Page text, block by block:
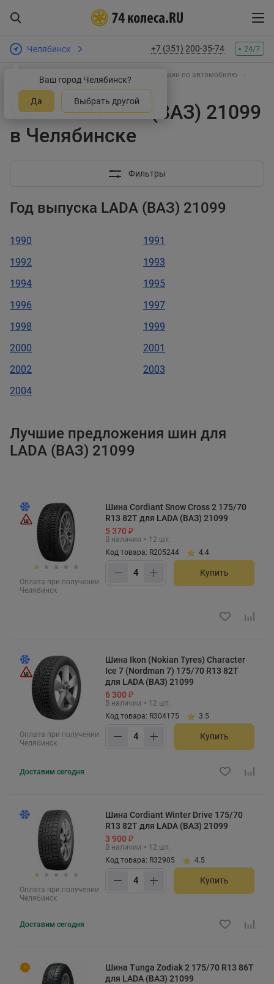
Челябинск
Ваш город Челябинск?
Да Выбрать другой
+7 (351) 200-35-74 24/7
Интернет-магазин шин и дисков
Подбор шин по автомобилю
LADA (ВАЗ)
21099
Шины на LADA (ВАЗ) 21099
в Челябинске
Фильтры
Год выпуска LADA (ВАЗ) 21099
1990
1991
1992
1993
1994
1995
1996
1997
1998
1999
2000
2001
2002
2003
2004
Лучшие предложения шин для
LADA (ВАЗ) 21099
Оплата при получении
Челябинск
Шина Cordiant Snow Cross 2 175/70
R13 82T для LADA (ВАЗ) 21099
5 370 ₽
В наличии > 12 шт.
Код товара: R205244
4.4
Купить
Оплата при получении
Челябинск
Шина Ikon (Nokian Tyres) Character
Ice 7 (Nordman 7) 175/70 R13 82T
для LADA (ВАЗ) 21099
6 300 ₽
В наличии > 12 шт.
Код товара: R304175
3.5
Купить
Доставим сегодня
Оплата при получении
Челябинск
Шина Cordiant Winter Drive 175/70
R13 82T для LADA (ВАЗ) 21099
3 900 ₽
В наличии > 12 шт.
Код товара: R32905
4.5
Купить
Доставим сегодня
Шина Tunga Zodiak 2 175/70 R13 86T
для LADA (ВАЗ) 21099